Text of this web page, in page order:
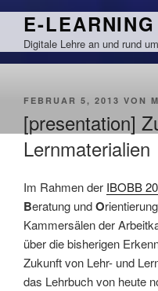
Zum
springen
E-
Digitale Lehre an und rund
VERÖFFENTLICHT
FEBRUAR 5, 2013 VON
[presentation]
Lernmaterialien
Im Rahmen der IBOBB
Beratung undO
Kammersälen der
über die bisherigen
Zukunft von Lehr- und
das Lehrbuch von heute